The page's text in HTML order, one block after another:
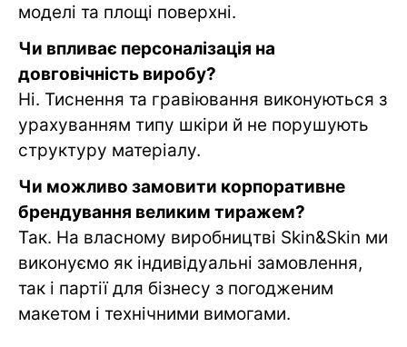
моделі та площі поверхні.
Чи впливає персоналізація на
довговічність виробу?
Ні. Тиснення та гравіювання виконуються з
урахуванням типу шкіри й не порушують
структуру матеріалу.
Чи можливо замовити корпоративне
брендування великим тиражем?
Так. На власному виробництві Skin&Skin ми
виконуємо як індивідуальні замовлення,
так і партії для бізнесу з погодженим
макетом і технічними вимогами.